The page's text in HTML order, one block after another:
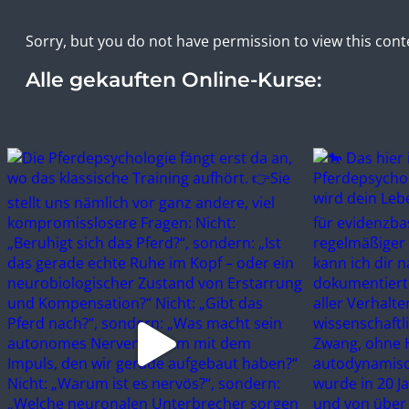
Sorry, but you do not have permission to view this
Alle gekauften Online-Kurse: